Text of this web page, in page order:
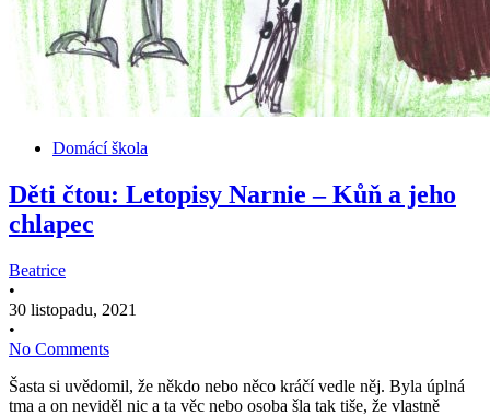
Domácí škola
Děti čtou: Letopisy Narnie – Kůň a jeho
chlapec
Beatrice
•
30 listopadu, 2021
•
No Comments
Šasta si uvědomil, že někdo nebo něco kráčí vedle něj. Byla úplná
tma a on neviděl nic a ta věc nebo osoba šla tak tiše, že vlastně